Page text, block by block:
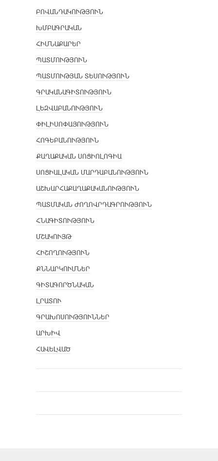
ԲՈՎԱՆԴԱԿՈՒԹՅՈՒՆ
ԽՄԲԱԳՐԱԿԱՆ
ՀԻՄՆԱՔԱՐԵՐ
ՊԱՏՄՈՒԹՅՈՒՆ
ՊԱՏՄՈՒԹՅԱՆ ՏԵՍՈՒԹՅՈՒՆ
ԳՐԱԿԱՆԱԳԻՏՈՒԹՅՈՒՆ
ԼԵԶՎԱԲԱՆՈՒԹՅՈՒՆ
ՓԻԼԻՍՈՓԱՅՈՒԹՅՈՒՆ
ՀՈԳԵԲԱՆՈՒԹՅՈՒՆ
ՔԱՂԱՔԱԿԱՆ ՍՈՑԻՈԼՈԳԻԱ
ՍՈՑԻԱԼԱԿԱՆ ՄԱՐԴԱԲԱՆՈՒԹՅՈՒՆ
ԱՇԽԱՐՀԱՔԱՂԱՔԱԿԱՆՈՒԹՅՈՒՆ
ՊԱՏՄԱԿԱՆ ԺՈՂՈՎՐԴԱԳՐՈՒԹՅՈՒՆ
ՀՆԱԳԻՏՈՒԹՅՈՒՆ
ՄՇԱԿՈՒՅԹ
ՀԻՇՈՂՈՒԹՅՈՒՆ
ՔՆՆԱՐԿՈՒՄՆԵՐ
ԳԻՏԱԳՈՐԾՆԱԿԱՆ
ԼՐԱՏՈՒ
ԳՐԱԽՈՍՈՒԹՅՈՒՆՆԵՐ
ԱՐԽԻՎ
ՀԱՎԵԼՎԱԾ